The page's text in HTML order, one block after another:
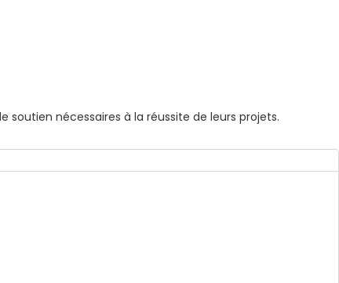
soutien nécessaires à la réussite de leurs projets.